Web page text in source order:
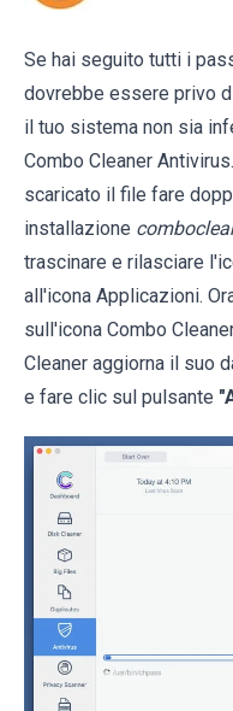
Se hai seguito tutti i
dovrebbe essere privo
il tuo sistema non sia
Combo Cleaner Antivirus.
scaricato il file fare
installazione
trascinare e rilasciare
all'icona Applicazioni.
sull'icona Combo
Cleaner aggiorna il suo
e fare clic sul pulsante